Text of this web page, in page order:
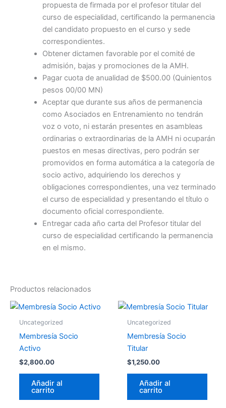
propuesta de firmada por el profesor titular del
curso de especialidad, certificando la permanencia
del candidato propuesto en el curso y sede
correspondientes.
Obtener dictamen favorable por el comité de
admisión, bajas y promociones de la AMH.
Pagar cuota de anualidad de $500.00 (Quinientos
pesos 00/00 MN)
Aceptar que durante sus años de permanencia
como Asociados en Entrenamiento no tendrán
voz o voto, ni estarán presentes en asambleas
ordinarias o extraordinarias de la AMH ni ocuparán
puestos en mesas directivas, pero podrán ser
promovidos en forma automática a la categoría de
socio activo, adquiriendo los derechos y
obligaciones correspondientes, una vez terminado
el curso de especialidad y presentando el título o
documento oficial correspondiente.
Entregar cada año carta del Profesor titular del
curso de especialidad certificando la permanencia
en el mismo.
Productos relacionados
Uncategorized
Membresía Socio
Activo
$2,800.00
Añadir al
carrito
Uncategorized
Membresía Socio
Titular
$1,250.00
Añadir al
carrito